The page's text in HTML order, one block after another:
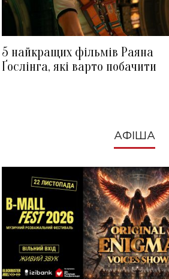
5 найкращих фільмів Раяна
Ґослінга, які варто побачити
АФІША